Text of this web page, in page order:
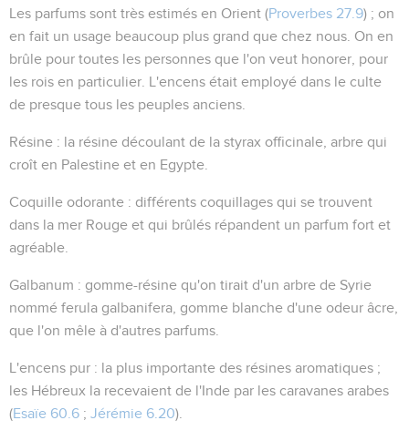
Les parfums sont très estimés en Orient (Proverbes 27.9) ; on
en fait un usage beaucoup plus grand que chez nous. On en
brûle pour toutes les personnes que l'on veut honorer, pour
les rois en particulier. L'encens était employé dans le culte
de presque tous les peuples anciens.
Résine : la résine découlant de la styrax officinale, arbre qui
croît en Palestine et en Egypte.
Coquille odorante : différents coquillages qui se trouvent
dans la mer Rouge et qui brûlés répandent un parfum fort et
agréable.
Galbanum : gomme-résine qu'on tirait d'un arbre de Syrie
nommé ferula galbanifera , gomme blanche d'une odeur âcre,
que l'on mêle à d'autres parfums.
L'encens pur : la plus importante des résines aromatiques ;
les Hébreux la recevaient de l'Inde par les caravanes arabes
(Esaïe 60.6 ; Jérémie 6.20).